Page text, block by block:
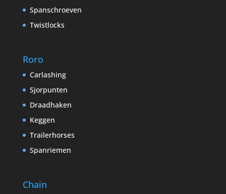
Spanschroeven
Twistlocks
Roro
Carlashing
Sjorpunten
Draadhaken
Keggen
Trailerhorses
Spanriemen
Chain